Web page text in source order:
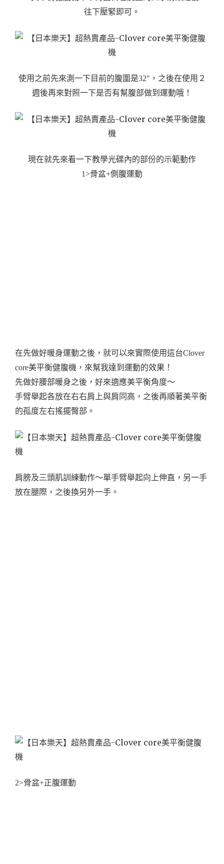
往下壓緊即可。
使用之前先來測一下目前的腹圍是32″，之後在使用２
週後再來對照一下是否有幫腹部做到運動哦！
現在就先來看一下教學光碟內的部份的示範動作
1>骨盆+側腹運動
在先做好暖身運動之後，就可以來實際使用這台Clover
core美平衡健腹機，來幫我達到運動的效果！
先做好腰部暖身之後，好來適應美平衡角度～
手臂舉起各放在右右肩上與肩同高，之後再順著美平衡
的孤度左右搖擺臀部。
肩膀及三頭肌訓練動作～單手臂舉起向上伸直，另一手
放在腿際，之後換另外一手。
2>骨盆+正腹運動